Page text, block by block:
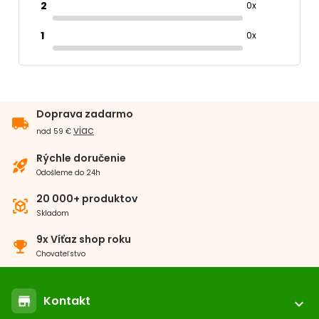
2 0x
1 0x
local_shipping
Doprava zadarmo
nad 59 € viac
rocket_launch Rýchle doručenie
Odošleme do 24h
view_in_ar 20 000+ produktov
Skladom
emoji_events 9x Víťaz shop roku
Chovateľstvo
store Kontakt
expand_more